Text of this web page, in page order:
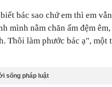
bác sao chứ em thì em
mình nằm chăn ấm đệm
Thôi làm phước bác ạ", một
sống pháp luật